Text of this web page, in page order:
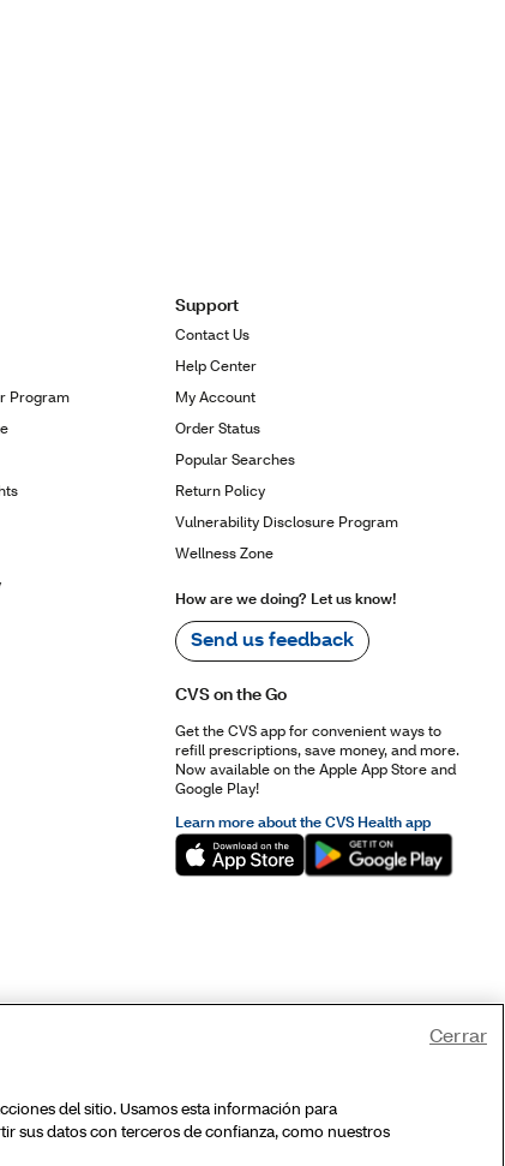
del sitio. Usamos esta información para
sus datos con terceros de confianza, como nuestros
Cerrar